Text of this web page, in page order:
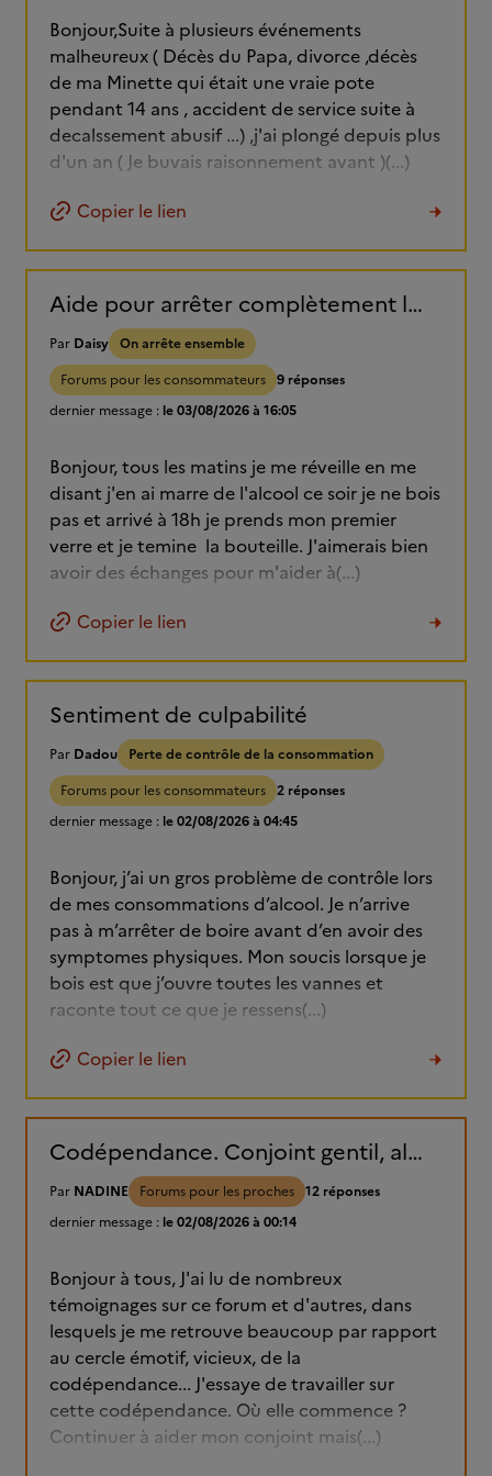
Bonjour,Suite à plusieurs événements
malheureux ( Décès du Papa, divorce ,décès
de ma Minette qui était une vraie pote
pendant 14 ans , accident de service suite à
decalssement abusif ...) ,j'ai plongé depuis plus
d'un an ( Je buvais raisonnement avant )(...)
Copier le lien
Aide pour arrêter complètement l'alcool.
Par Daisy On arrête ensemble
Forums pour les consommateurs 9 réponses
dernier message : le 03/08/2026 à 16:05
Bonjour, tous les matins je me réveille en me
disant j'en ai marre de l'alcool ce soir je ne bois
pas et arrivé à 18h je prends mon premier
verre et je temine la bouteille. J'aimerais bien
avoir des échanges pour m'aider à(...)
Copier le lien
Sentiment de culpabilité
Par Dadou
Perte de contrôle de la consommation
Forums pour les consommateurs 2 réponses
dernier message : le 02/08/2026 à 04:45
Bonjour, j’ai un gros problème de contrôle lors
de mes consommations d’alcool. Je n’arrive
pas à m’arrêter de boire avant d’en avoir des
symptomes physiques. Mon soucis lorsque je
bois est que j’ouvre toutes les vannes et
raconte tout ce que je ressens(...)
Copier le lien
Codépendance. Conjoint gentil, alcoolique, parce que bipolaire....
Par NADINE Forums pour les proches 12 réponses
dernier message : le 02/08/2026 à 00:14
Bonjour à tous, J'ai lu de nombreux
témoignages sur ce forum et d'autres, dans
lesquels je me retrouve beaucoup par rapport
au cercle émotif, vicieux, de la
codépendance... J'essaye de travailler sur
cette codépendance. Où elle commence ?
Continuer à aider mon conjoint mais(...)